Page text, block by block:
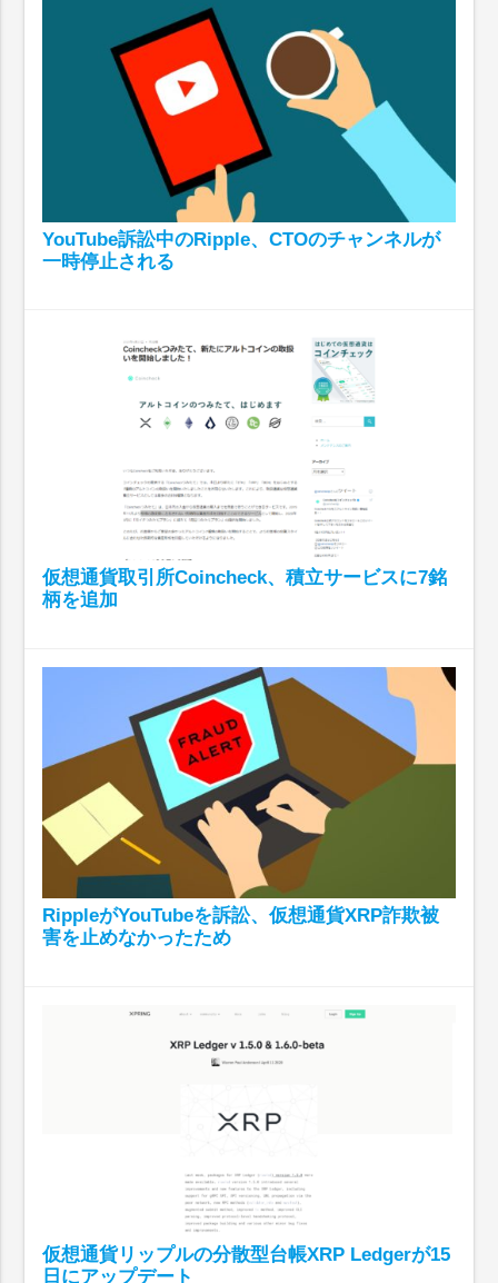
YouTube訴訟中のRipple、CTOのチャンネルが
一時停止される
仮想通貨取引所Coincheck、積立サービスに7銘
柄を追加
RippleがYouTubeを訴訟、仮想通貨XRP詐欺被
害を止めなかったため
仮想通貨リップルの分散型台帳XRP Ledgerが15
日にアップデート